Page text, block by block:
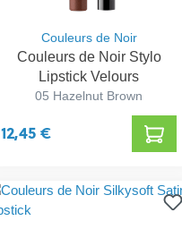
Couleurs de Noir
Couleurs de Noir Stylo
Lipstick Velours
05 Hazelnut Brown
12,45 €